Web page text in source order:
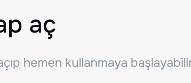
aç
hemen kullanmaya